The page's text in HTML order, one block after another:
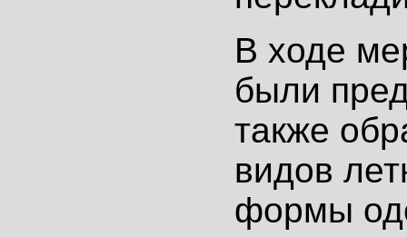
В ходе
были
также
видов
формы